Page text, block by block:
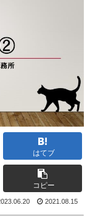
はてブ
コピー
2021.08.15